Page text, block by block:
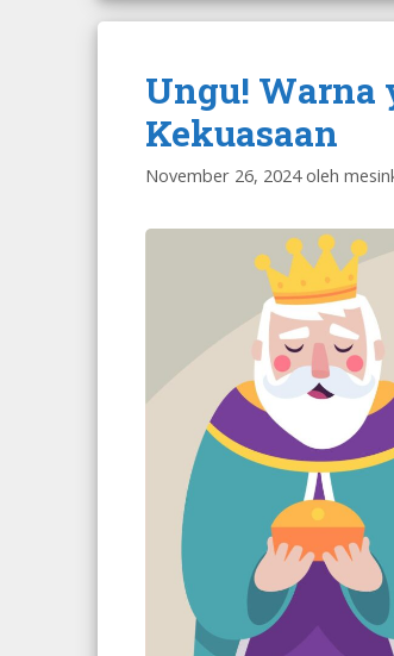
Ungu! Warna
Kekuasaan
November 26, 2024 oleh